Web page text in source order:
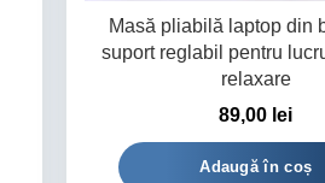
Masă pliabilă laptop din
suport reglabil pentru
relaxare
89,00 lei
Adaugă în coș